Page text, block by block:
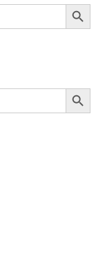
Search Button
Search Button